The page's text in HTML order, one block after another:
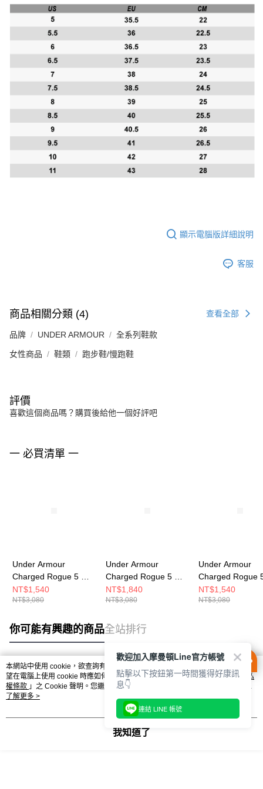
顯示電腦版詳細說明
客服
商品相關分類 (4) 查看全部
品牌 UNDER ARMOUR 全系列鞋款
女性商品 鞋類 跑步鞋/慢跑鞋
評價
喜歡這個商品嗎？購買後給他一個好評吧
一 必買清單 一
Under Armour
Charged Rogue 5 男
慢跑鞋 3028256-101
NT$1,540
NT$3,080
Under Armour
Charged Rogue 5 女
跑步鞋 3028262-535
NT$1,840
NT$3,080
Under Armour
Charged Rogue
跑步鞋
NT$1,540
NT$3,080
你可能有興趣的商品全站排行
熱門標籤
本網站中使用 cookie，欲查詢有關本網站使用 cookie 方式之詳情，及若您不希
望在電腦上使用 cookie 時應如何變更電腦的 cookie 設定，請參閱本網站「
隱私
權條款 」之 Cookie 聲明。您繼續使用本網站即表示您同意本公司得按本網站使
用條款之 Cookie 聲明使用 cookie。
了解更多 >
我知道了
歡迎加入摩曼頓Line官方帳號
點擊以下按鈕第一時間獲得好康訊
息👇
連結 LINE 帳號